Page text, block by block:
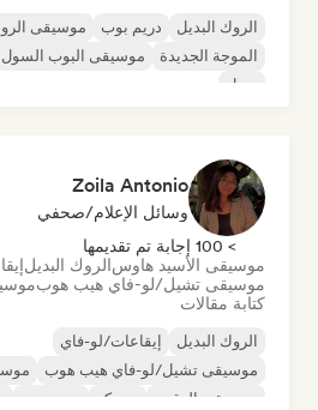
الروك البديل دريم بوب
موسيقى
الموجة الجديدة
موسيقى البوب السول
سول
Zoila Antonio
وسائل الإعلام/صحفي
> 100 إجابة تم تقديمها
موسيقى الأسيد هاوسالروك البديل
موسيقى تشيل/لو-فاي هيب هوب
كتابة مقالات
الروك البديل
إيقاعات/لو-فاي
موسيقى تشيل/لو-فاي هيب هوب
موسيقى الرقص
ديسكو